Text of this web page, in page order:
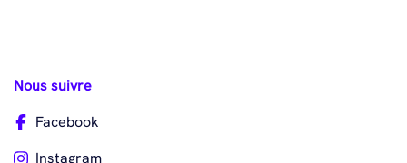
Nous suivre
Facebook
Instagram